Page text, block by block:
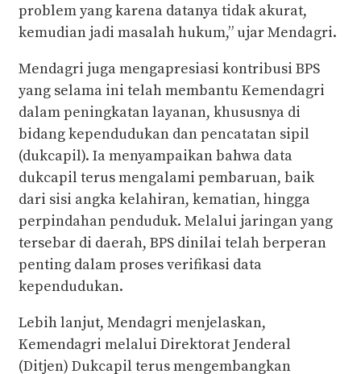
problem yang karena datanya tidak akurat,
kemudian jadi masalah hukum,” ujar Mendagri.
Mendagri juga mengapresiasi kontribusi BPS
yang selama ini telah membantu Kemendagri
dalam peningkatan layanan, khususnya di
bidang kependudukan dan pencatatan sipil
(dukcapil). Ia menyampaikan bahwa data
dukcapil terus mengalami pembaruan, baik
dari sisi angka kelahiran, kematian, hingga
perpindahan penduduk. Melalui jaringan yang
tersebar di daerah, BPS dinilai telah berperan
penting dalam proses verifikasi data
kependudukan.
Lebih lanjut, Mendagri menjelaskan,
Kemendagri melalui Direktorat Jenderal
(Ditjen) Dukcapil terus mengembangkan